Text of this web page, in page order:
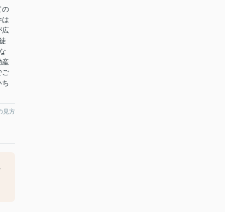
の
は
広
産
ご
ち
見方